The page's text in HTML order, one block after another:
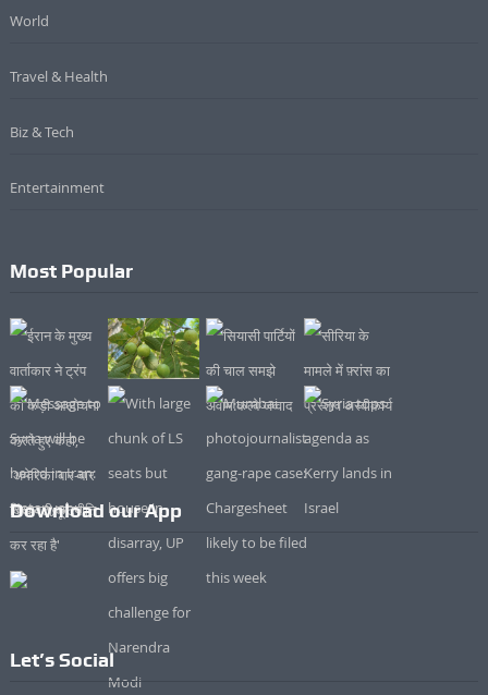
World
Travel & Health
Biz & Tech
Entertainment
Most Popular
Download our App
Let’s Social